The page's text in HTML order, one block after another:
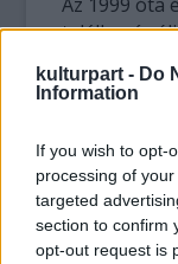
kulturpart - Do
Information
If you wish to opt-
processing of
targeted
section to confirm
opt-out request is
találkozó
idén például
A fesztivál
kezdetét
Múzeum ad
Napokhoz is